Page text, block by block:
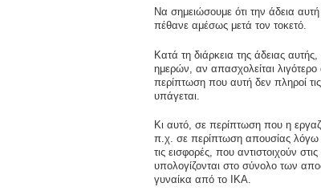
Να σημειώσουμε ότι την άδεια
πέθανε αμέσως μετά τον τοκετό.
Κατά τη διάρκεια της άδειας
ημερών, αν απασχολείται
περίπτωση που αυτή δεν πληροί
υπάγεται.
Κι αυτό, σε περίπτωση που η
π.χ. σε περίπτωση απουσίας λόγω
τις εισφορές, που αντιστοιχούν
υπολογίζονται στο σύνολο των
γυναίκα από το ΙΚΑ.